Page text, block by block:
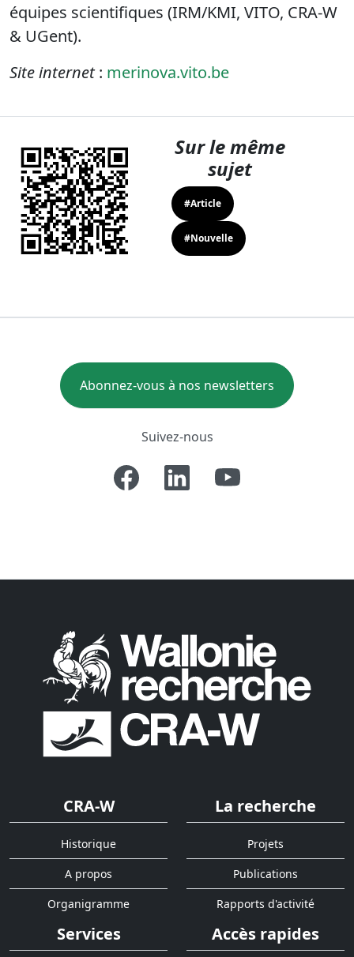
équipes scientifiques (IRM/KMI, VITO, CRA-W
& UGent).
Site internet: merinova.vito.be
Sur le même
sujet
#Article
#Nouvelle
Abonnez-vous à nos newsletters
Suivez-nous
CRA-W
Historique
A propos
Organigramme
La recherche
Projets
Publications
Rapports d'activité
Services Accès rapides